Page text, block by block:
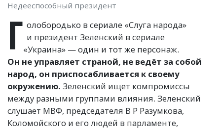
Недееспособный президент
Г олобородько в сериале «Слуга народа»
и президент Зеленский в сериале
«Украина» — один и тот же персонаж.
Он не управляет страной, не ведёт за собой
народ, он приспосабливается к своему
окружению. Зеленский ищет компромиссы
между разными группами влияния. Зеленский
слушает МВФ, председателя В Р Разумкова,
Коломойского и его людей в парламенте,